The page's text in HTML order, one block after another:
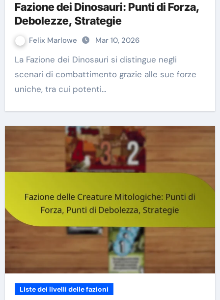
Fazione dei Dinosauri: Punti di Forza,
Debolezze, Strategie
Felix Marlowe Mar 10, 2026
La Fazione dei Dinosauri si distingue negli
scenari di combattimento grazie alle sue forze
uniche, tra cui potenti…
Liste dei livelli delle fazioni